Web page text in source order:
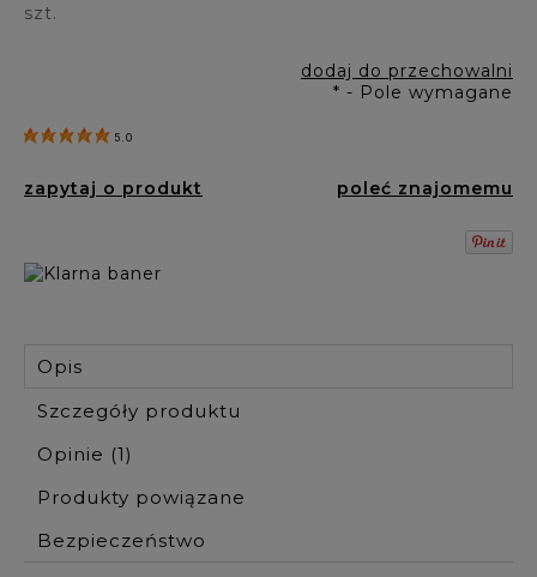
szt.
dodaj do przechowalni
* - Pole wymagane
5.0
zapytaj o produkt poleć znajomemu
Opis
Szczegóły produktu
Opinie (1)
Produkty powiązane
Bezpieczeństwo